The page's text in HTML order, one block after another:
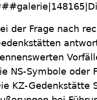
der Frage nach
NS-Symbole oder
KZ-Gedenkstätte